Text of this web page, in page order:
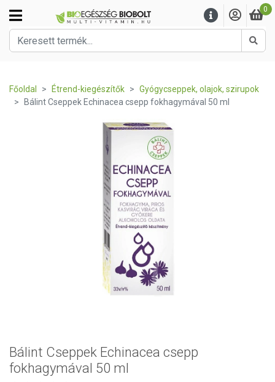
0
Főoldal Étrend-kiegészítők
Gyógycseppek, olajok, szirupok
Bálint Cseppek Echinacea csepp fokhagymával 50 ml
Bálint Cseppek Echinacea csepp
fokhagymával 50 ml